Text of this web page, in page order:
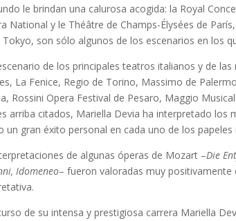
le brindan una calurosa acogida: la Royal
National y le Théâtre de Champs-Élysées de
Tokyo, son sólo algunos de los escenarios en los
de los principales teatros italianos y de
La Fenice, Regio de Torino, Massimo de
Rossini Opera Festival de Pesaro, Maggio
arriba citados, Mariella Devia ha interpretado
un gran éxito personal en cada uno de los papeles
de algunas óperas de Mozart –Die
Idomeneo– fueron valoradas muy
de su intensa y prestigiosa carrera Mariella